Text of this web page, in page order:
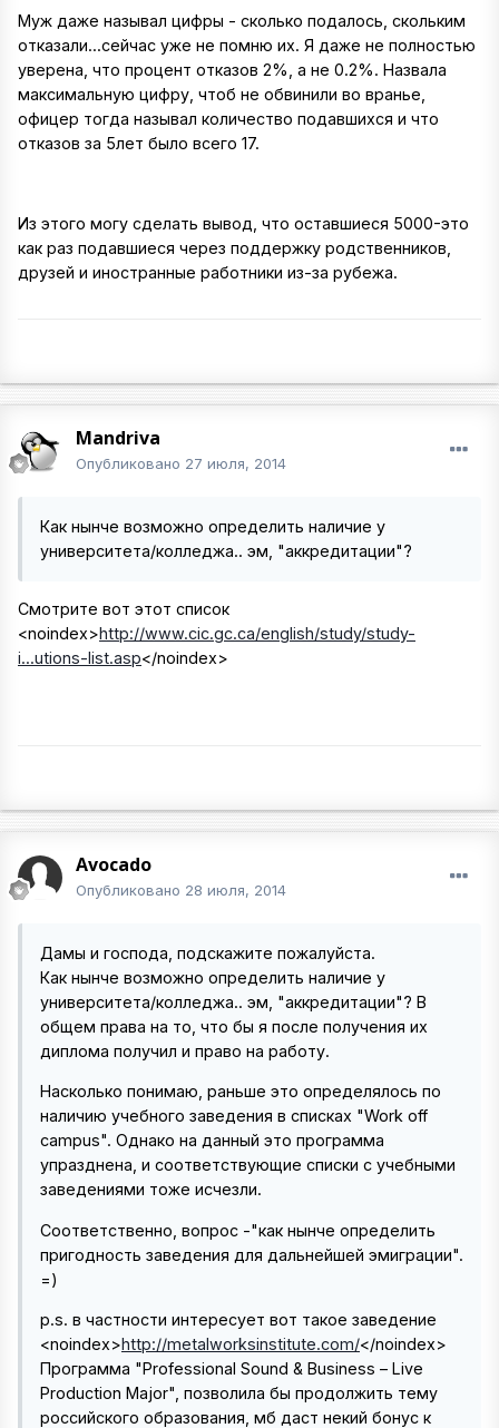
Муж даже называл цифры - сколько подалось, скольким
отказали...сейчас уже не помню их. Я даже не полностью
уверена, что процент отказов 2%, а не 0.2%. Назвала
максимальную цифру, чтоб не обвинили во вранье,
офицер тогда называл количество подавшихся и что
отказов за 5лет было всего 17.
Из этого могу сделать вывод, что оставшиеся 5000-это
как раз подавшиеся через поддержку родственников,
друзей и иностранные работники из-за рубежа.
Mandriva
Опубликовано 27 июля, 2014
Как нынче возможно определить наличие у
университета/колледжа.. эм, "аккредитации"?
Смотрите вот этот список
<noindex>http://www.cic.gc.ca/english/study/study-
i...utions-list.asp</noindex>
Avocado
Опубликовано 28 июля, 2014
Дамы и господа, подскажите пожалуйста.
Как нынче возможно определить наличие у
университета/колледжа.. эм, "аккредитации"? В
общем права на то, что бы я после получения их
диплома получил и право на работу.
Насколько понимаю, раньше это определялось по
наличию учебного заведения в списках "Work off
campus". Однако на данный это программа
упразднена, и соответствующие списки с учебными
заведениями тоже исчезли.
Соответственно, вопрос -"как нынче определить
пригодность заведения для дальнейшей эмиграции".
=)
p.s. в частности интересует вот такое заведение
<noindex>http://metalworksinstitute.com/</noindex>
Программа "Professional Sound & Business – Live
Production Major", позволила бы продолжить тему
российского образования, мб даст некий бонус к